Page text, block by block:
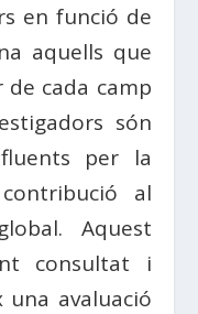
en funció de
aquells que
cada camp
són
per la
al
Aquest
consultat i
avaluació